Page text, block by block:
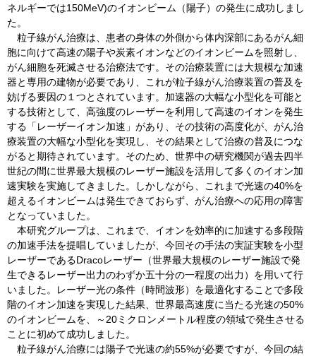
ネルギーでは150MeV)のイオンビーム（陽子）の発生に成功しまし
た。
粒子線がん治療は、患者の身体の外側から体内深部にあるがん細
胞に向けて高速の陽子や炭素イオンなどのイオンビームを照射し、
がん細胞を死滅させる治療法です。その治療装置には大規模な加速
器と専用の建物が必要であり、これが粒子線がん治療装置の普及を
妨げる要因の１つとされています。加速器の大幅な小型化を可能と
する技術として、高強度のレーザーを利用して高速のイオンを発生
する「レーザーイオン加速」があり、その技術の高度化が、がん治
療装置の大幅な小型化を実現し、その結果として治療の普及につな
がると期待されています。そのため、世界中の研究機関が過去四半
世紀の間に世界最大規模のレーザー施設を活用して多くのイオン加
速実験を実施してきました。しかしながら、これまで光速の40%を
超えるイオンビームは発生できておらず、がん治療への応用の障害
となっていました。
本研究グループは、これまで、イオンを効率的に加速する多段階
の加速手法を提唱していましたが、今回その手法の実証実験を小型
レーザーであるDracoレーザー（世界最大規模のレーザー施設で発
生できるレーザー出力のわずか五十分の一程度の出力）を用いて行
いました。レーザー光の条件（時間波形）を最適化することで多段
階のイオン加速を実現した結果、世界最高速度に当たる光速の50%
のイオンビームを、～20ミクロンメートル程度の領域で発生させる
ことに初めて成功しました。
粒子線がん治療には陽子で光速の約55%が必要ですが、今回の結